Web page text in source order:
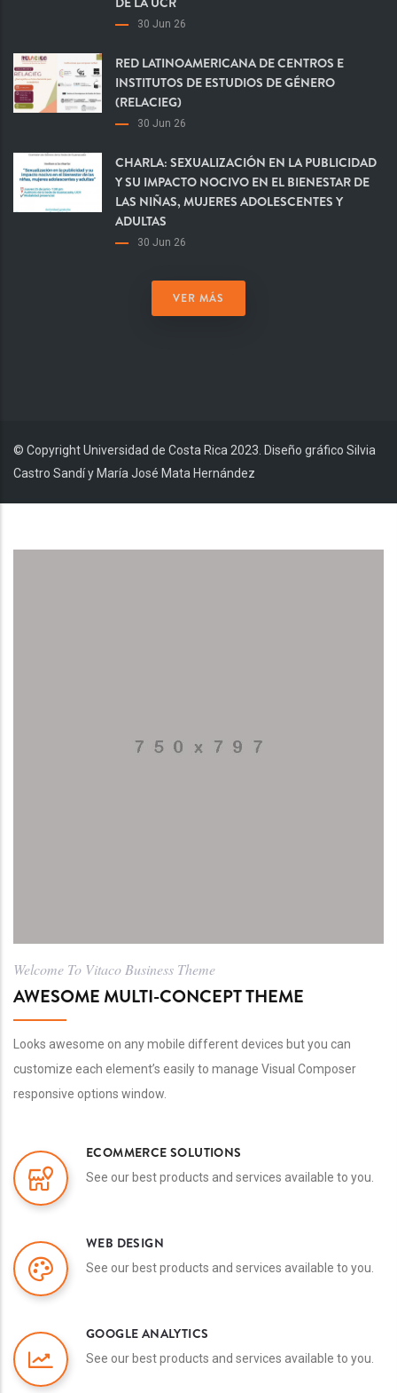
30 Jun 26
RED LATINOAMERICANA DE CENTROS E
INSTITUTOS DE ESTUDIOS DE GÉNERO
(RELACIEG)
30 Jun 26
CHARLA: SEXUALIZACIÓN EN LA PUBLICIDAD
Y SU IMPACTO NOCIVO EN EL BIENESTAR DE
LAS NIÑAS, MUJERES ADOLESCENTES Y
ADULTAS
30 Jun 26
VER MÁS
© Copyright Universidad de Costa Rica 2023. Diseño gráfico Silvia
Castro Sandí y María José Mata Hernández
Welcome To Vitaco Business Theme
AWESOME MULTI-CONCEPT THEME
Looks awesome on any mobile different devices but you can
customize each element’s easily to manage Visual Composer
responsive options window.
ECOMMERCE SOLUTIONS
See our best products and services available to you.
WEB DESIGN
See our best products and services available to you.
GOOGLE ANALYTICS
See our best products and services available to you.